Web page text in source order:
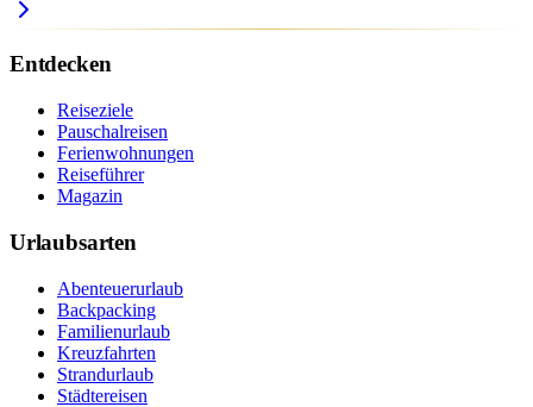
Entdecken
Reiseziele
Pauschalreisen
Ferienwohnungen
Reiseführer
Magazin
Urlaubsarten
Abenteuerurlaub
Backpacking
Familienurlaub
Kreuzfahrten
Strandurlaub
Städtereisen